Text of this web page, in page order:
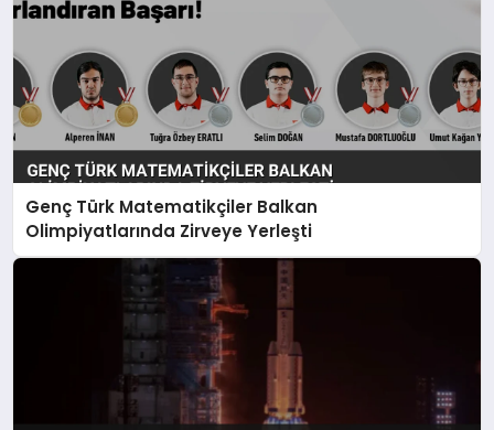
Genç Türk Matematikçiler Balkan
Olimpiyatlarında Zirveye Yerleşti